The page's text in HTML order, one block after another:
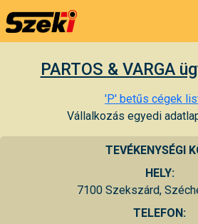
PARTOS & VARGA
'P' betűs cégek
Vállalkozás egyedi
TEVÉKENYSÉGI
HELY:
7100 Szekszárd,
TELEFON: